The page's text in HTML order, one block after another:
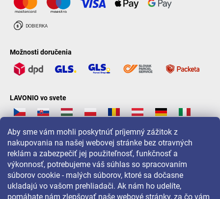
Aby sme vám mohli poskytnúť príjemný zážitok z
nakupovania na našej webovej stránke bez otravných
reklám a zabezpečiť jej použiteľnosť, funkčnosť a
výkonnosť, potrebujeme váš súhlas so spracovaním
súborov cookie - malých súborov, ktoré sa dočasne
ukladajú vo vašom prehliadači. Ak nám ho udelíte,
pomáhate nám zlepšovať naše webové stránky, za čo vám
Možnosti doručenia
LAVONIO vo svete
Pre akcie, súťaže a zľavy nás sledujte na: